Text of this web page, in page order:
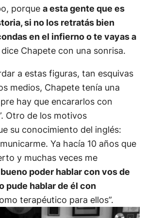
porque a esta gente que es
si no los retratás bien
en el infierno o te vayas a
dice Chapete con una sonrisa.
a estas figuras, tan esquivas
medios, Chapete tenía una
hay que encararlos con
Otro de los motivos
su conocimiento del inglés:
Ya hacía 10 años que
y muchas veces me
bueno poder hablar con vos de
pude hablar de él con
terapéutico para ellos”.